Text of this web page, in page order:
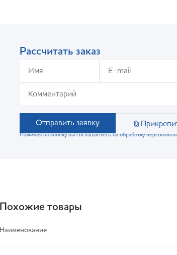
Рассчитать заказ
Отправить заявку
Нажимая на кнопку вы соглашаетесь на обработку
Похожие товары
Наименование